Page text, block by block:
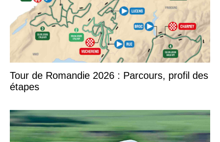
Tour de Romandie 2026 : Parcours, profil des
étapes